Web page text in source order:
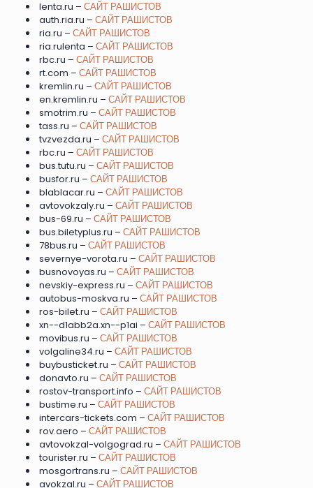
lenta.ru – САЙТ РАШИСТОВ
auth.ria.ru – САЙТ РАШИСТОВ
ria.ru – САЙТ РАШИСТОВ
ria.rulenta – САЙТ РАШИСТОВ
rbc.ru – САЙТ РАШИСТОВ
rt.com – САЙТ РАШИСТОВ
kremlin.ru – САЙТ РАШИСТОВ
en.kremlin.ru – САЙТ РАШИСТОВ
smotrim.ru – САЙТ РАШИСТОВ
tass.ru – САЙТ РАШИСТОВ
tvzvezda.ru – САЙТ РАШИСТОВ
rbc.ru – САЙТ РАШИСТОВ
bus.tutu.ru – САЙТ РАШИСТОВ
busfor.ru – САЙТ РАШИСТОВ
blablacar.ru – САЙТ РАШИСТОВ
avtovokzaly.ru – САЙТ РАШИСТОВ
bus-69.ru – САЙТ РАШИСТОВ
bus.biletyplus.ru – САЙТ РАШИСТОВ
78bus.ru – САЙТ РАШИСТОВ
severnye-vorota.ru – САЙТ РАШИСТОВ
busnovoyas.ru – САЙТ РАШИСТОВ
nevskiy-express.ru – САЙТ РАШИСТОВ
autobus-moskva.ru – САЙТ РАШИСТОВ
ros-bilet.ru – САЙТ РАШИСТОВ
xn--d1abb2a.xn--p1ai – САЙТ РАШИСТОВ
movibus.ru – САЙТ РАШИСТОВ
volgaline34.ru – САЙТ РАШИСТОВ
buybusticket.ru – САЙТ РАШИСТОВ
donavto.ru – САЙТ РАШИСТОВ
rostov-transport.info – САЙТ РАШИСТОВ
bustime.ru – САЙТ РАШИСТОВ
intercars-tickets.com – САЙТ РАШИСТОВ
rov.aero – САЙТ РАШИСТОВ
avtovokzal-volgograd.ru – САЙТ РАШИСТОВ
tourister.ru – САЙТ РАШИСТОВ
mosgortrans.ru – САЙТ РАШИСТОВ
avokzal.ru – САЙТ РАШИСТОВ